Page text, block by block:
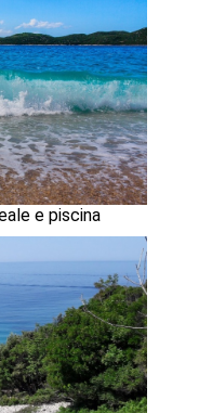
e piscina